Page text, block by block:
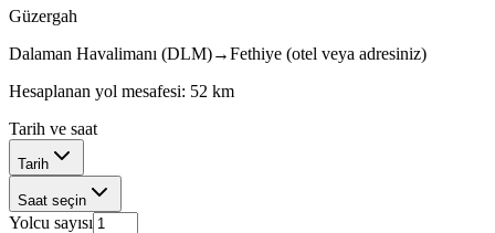
Güzergah
Dalaman Havalimanı (DLM)→Fethiye (otel veya adresiniz)
Hesaplanan yol mesafesi: 52 km
Tarih ve saat
Tarih
Saat seçin
Yolcu sayısı